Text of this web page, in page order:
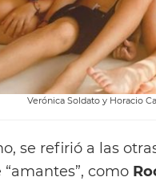
Verónica Soldato y Horacio
se refirió a las
como